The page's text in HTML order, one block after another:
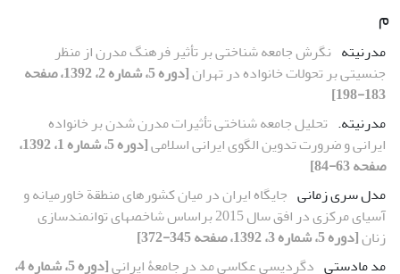
م
مدرنیته نگرش جامعه شناختی بر تأثیر فرهنگ مدرن از منظر
جنسیتی بر تحولات خانواده در تهران
[دوره 5، شماره 2، 1392، صفحه
183-198]
مدرنیته. تحلیل جامعه شناختی تأثیرات مدرن شدن بر خانواده
ایرانی و ضرورت تدوین الگوی ایرانی اسلامی
[دوره 5، شماره 1، 1392،
صفحه 63-84]
مدل سری زمانی جایگاه ایران در میان کشورهای منطقة خاورمیانه و
آسیای مرکزی در افق سال 2015 براساس شاخص‏های توانمندسازی
زنان[دوره 5، شماره 3، 1392، صفحه 345-372]
مد مادستی دگردیسی عکاسی ‌مد در جامعۀ ایرانی
[دوره 5، شماره 4،